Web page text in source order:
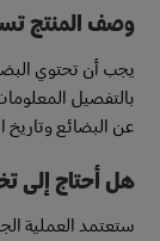
وصف المنتج
يجب أن تحتوي
بالتفصيل
عن البضائع وتاريخ
هل أحتاج إلى
ستعتمد العملية